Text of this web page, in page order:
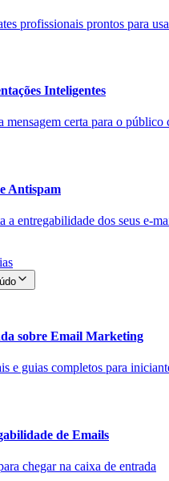
profissionais prontos para
Inteligentes
mensagem certa para o público
Antispam
a entregabilidade dos seus e-
sobre Email Marketing
e guias completos para
de Emails
chegar na caixa de entrada